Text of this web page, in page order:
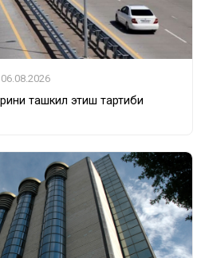
06.08.2026
ташкил этиш тартиби